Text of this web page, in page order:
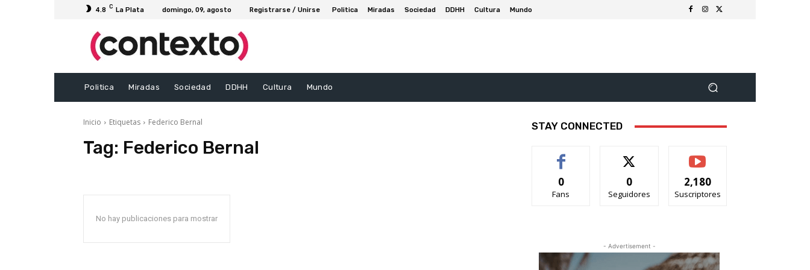
4.8 C La Plata domingo, 09, agosto Registrarse / Unirse Politica Miradas Sociedad DDHH Cultura Mundo
Politica Miradas Sociedad DDHH Cultura Mundo
Inicio Etiquetas Federico Bernal
Tag: Federico Bernal
No hay publicaciones para mostrar
STAY CONNECTED
0
Fans
0
Seguidores
2,180
Suscriptores
- Advertisement -